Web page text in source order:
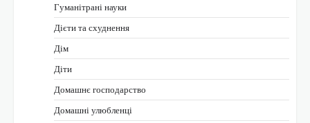
Гуманітрані науки
Дієти та схуднення
Дім
Діти
Домашнє господарство
Домашні улюбленці